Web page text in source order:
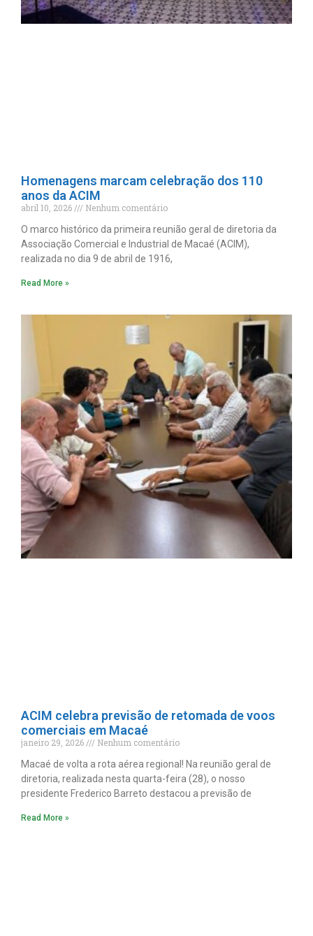
Homenagens marcam celebração dos 110
anos da ACIM
abril 10, 2026
Nenhum comentário
O marco histórico da primeira reunião geral de diretoria da
Associação Comercial e Industrial de Macaé (ACIM),
realizada no dia 9 de abril de 1916,
Read More »
ACIM celebra previsão de retomada de voos
comerciais em Macaé
janeiro 29, 2026
Nenhum comentário
Macaé de volta a rota aérea regional! Na reunião geral de
diretoria, realizada nesta quarta-feira (28), o nosso
presidente Frederico Barreto destacou a previsão de
Read More »